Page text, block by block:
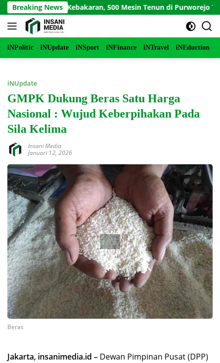
Langsung
ke
konten
Breaking News
Picu Kebakaran, 500 Mesin Tenun di Purworejo Terbakar
iNPolitic iNUpdate iNSport iNFinance iNTravel iNEduction
iNUpdate
GMPK Dukung Beras Satu Harga
Nasional : Wujud Keberpihakan Pada
Sila Kelima
Insani Media
Januari 12, 2026
Beras
Jakarta, insanimedia.id – Dewan Pimpinan Pusat (DPP)